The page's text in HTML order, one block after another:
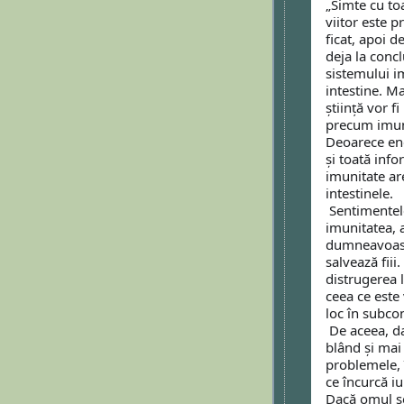
„Simte cu
viitor este
ficat, apoi
deja la
sistemului
intestine.
știință vor fi
precum
Deoarece
și toată
imunitate
intestinele.
imunitatea,
salvează
distrugerea
ceea ce
loc în
blând și
problemele,
ce încurcă
Dacă omul